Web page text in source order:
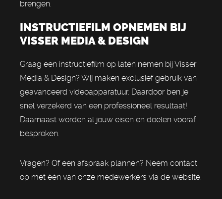
brengen.
INSTRUCTIEFILM OPNEMEN BIJ
VISSER MEDIA & DESIGN
Graag een instructiefilm op laten nemen bij Visser
Media & Design? Wij maken exclusief gebruik van
geavanceerd videoapparatuur. Daardoor ben je
snel verzekerd van een professioneel resultaat!
Daarnaast worden al jouw eisen en doelen vooraf
besproken.
Vragen? Of een afspraak plannen? Neem contact
op met één van onze medewerkers via de website.